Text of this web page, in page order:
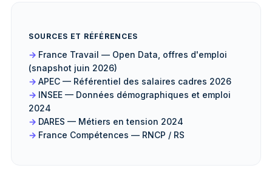
SOURCES ET RÉFÉRENCES
France Travail — Open Data, offres d'emploi
(snapshot juin 2026)
APEC — Référentiel des salaires cadres 2026
INSEE — Données démographiques et emploi
2024
DARES — Métiers en tension 2024
France Compétences — RNCP / RS